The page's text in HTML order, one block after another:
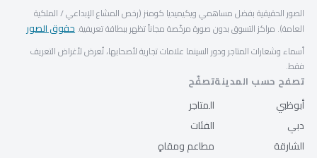
الصور الحقيقية بفضل مساهمي ويكيميديا كومنز (رخص المشاع الإبداعي / الملكية
العامة). مراكز التسوق بدون صورة مرخّصة مجاناً تظهر ببطاقة تعريفية. حقوق الصور
أسماء وشعارات المتاجر ودور السينما علامات تجارية لأصحابها، تُعرض لأغراض التعريف
فقط.
تصفح حسب المدينة
أبوظبي
دبي
الشارقة
تصفّح
المتاجر
الفئات
مطاعم ومقاهٍ